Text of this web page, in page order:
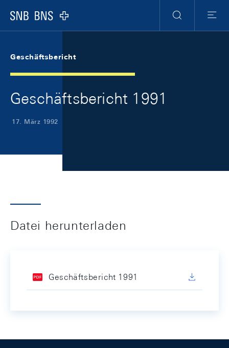
Logo
Suche
Menu
Geschäftsbericht
Geschäftsbericht 1991
17. März 1992
Datei herunterladen
Geschäftsbericht 1991